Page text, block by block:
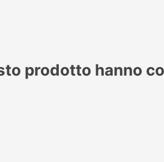
prodotto hanno